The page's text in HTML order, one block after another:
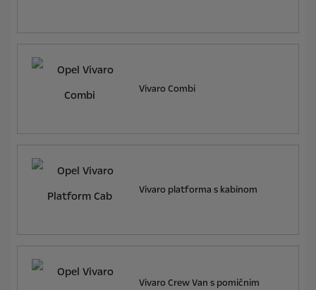
Vivaro Combi
Vivaro platforma s kabinom
Vivaro Crew Van s pomičnim